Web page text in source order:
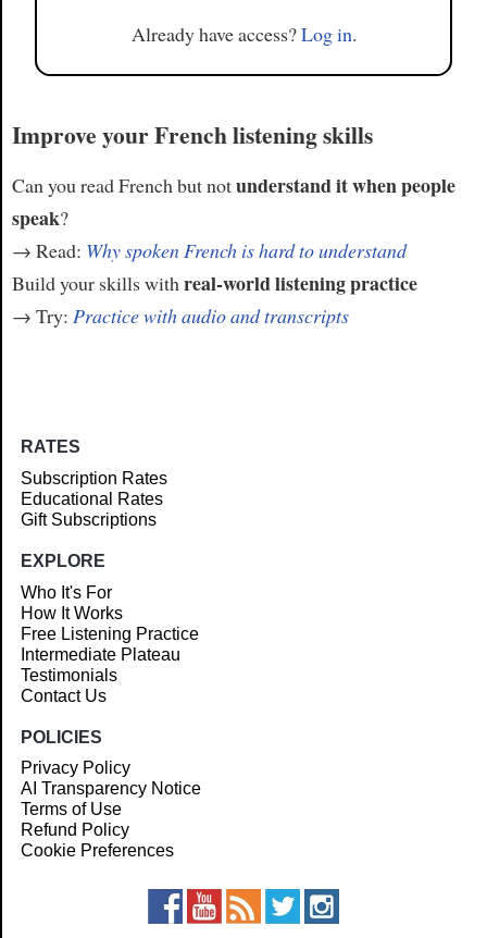
Already have access?Log in.
Improve your French listening skills
Can you read French but notunderstand it when people
speak?
→ Read: Why spoken French is hard to understand
Build your skills with real-world listening practice
→ Try: Practice with audio and transcripts
RATES
Subscription Rates
Educational Rates
Gift Subscriptions
EXPLORE
Who It's For
How It Works
Free Listening Practice
Intermediate Plateau
Testimonials
Contact Us
POLICIES
Privacy Policy
AI Transparency Notice
Terms of Use
Refund Policy
Cookie Preferences